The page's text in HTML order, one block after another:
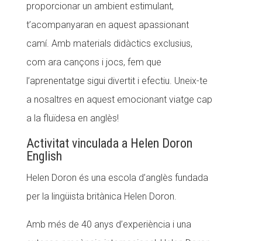
proporcionar un ambient estimulant,
t’acompanyaran en aquest apassionant
camí. Amb materials didàctics exclusius,
com ara cançons i jocs, fem que
l’aprenentatge sigui divertit i efectiu. Uneix-te
a nosaltres en aquest emocionant viatge cap
a la fluïdesa en anglès!
Activitat vinculada a Helen Doron
English
Helen Doron és una escola d’anglès fundada
per la lingüista britànica Helen Doron.
Amb més de 40 anys d’experiència i una
CONEIX FUNDESPLAI
La Fundació
L'equip
Missió i valors
Proposta educativa